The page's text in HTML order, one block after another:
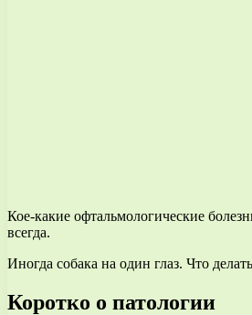
Кое-какие офтальмологические
всегда.
Иногда собака на один глаз. Что
Коротко о патологии